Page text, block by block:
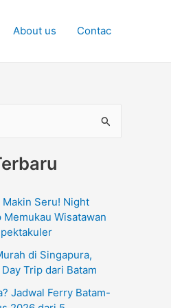
About us Contac
Seru! Night
Memukau Wisatawan
di Singapura,
Trip dari Batam
Jadwal Ferry Batam-